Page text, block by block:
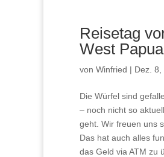
Reisetag
West
von Winfried | Dez. 8,
Die Würfel sind
– noch nicht so
geht. Wir freuen uns
Das hat auch alles
das Geld via ATM zu